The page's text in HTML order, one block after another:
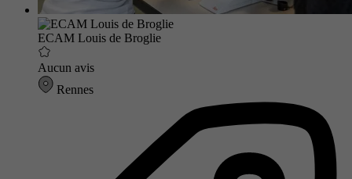
ECAM Louis de Broglie
Aucun avis
Rennes